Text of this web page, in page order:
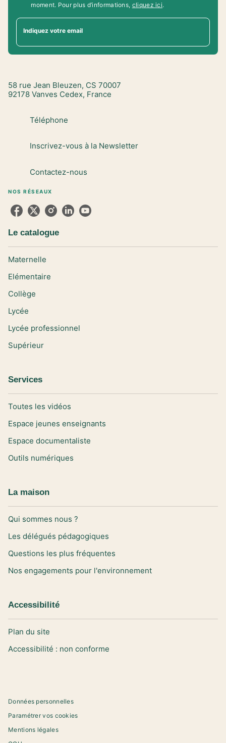
moment. Pour plus d’informations, cliquez ici.
Indiquez votre email
58 rue Jean Bleuzen, CS 70007
92178 Vanves Cedex, France
Téléphone
Inscrivez-vous à la Newsletter
Contactez-nous
NOS RÉSEAUX
Le catalogue
Maternelle
Elémentaire
Collège
Lycée
Lycée professionnel
Supérieur
Services
Toutes les vidéos
Espace jeunes enseignants
Espace documentaliste
Outils numériques
La maison
Qui sommes nous ?
Les délégués pédagogiques
Questions les plus fréquentes
Nos engagements pour l'environnement
Accessibilité
Plan du site
Accessibilité : non conforme
Données personnelles
Paramétrer vos cookies
Mentions légales